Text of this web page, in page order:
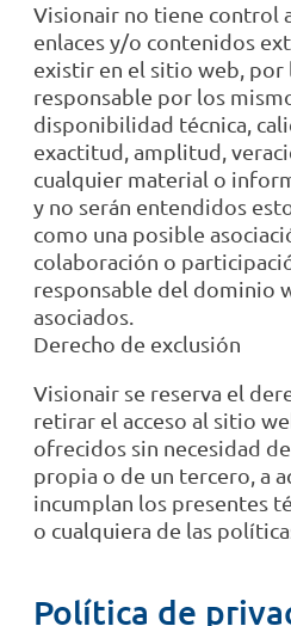
Visionair no tiene control
enlaces y/o contenidos
existir en el sitio web, por
responsable por los
disponibilidad técnica,
exactitud, amplitud,
cualquier material o
y no serán entendidos
como una posible
colaboración o
responsable del dominio
asociados.
Derecho de exclusión
Visionair se reserva el
retirar el acceso al sitio
ofrecidos sin necesidad
propia o de un tercero, a
incumplan los presentes
o cualquiera de las
Política de